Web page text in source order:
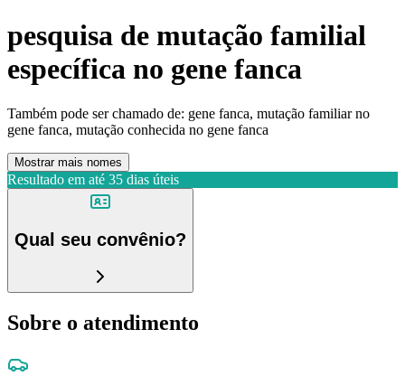
pesquisa de mutação familial
específica no gene fanca
Também pode ser chamado de: gene fanca, mutação familiar no
gene fanca, mutação conhecida no gene fanca
Mostrar mais nomes
Resultado em até 35 dias úteis
Qual seu convênio?
Sobre o atendimento